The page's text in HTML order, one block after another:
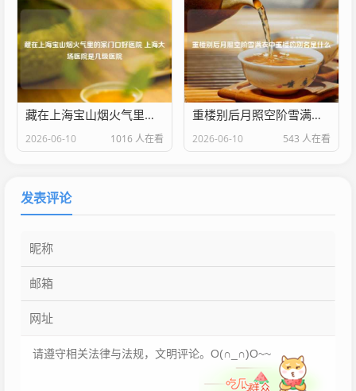
藏在上海宝山烟火气里的家门口好医院 上海大场医院是几级医院
2026-06-10 1016 人在看
重楼别后月照空阶雪满衣中重楼的别名是什么
2026-06-10 543 人在看
发表评论